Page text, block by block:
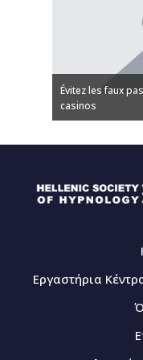
Évitez les faux
casinos
Εργαστήρια